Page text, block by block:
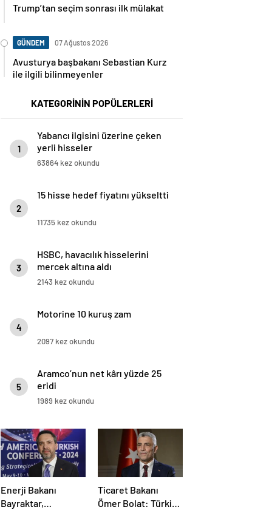
Trump’tan seçim sonrası ilk mülakat
GÜNDEM 07 Ağustos 2026
Avusturya başbakanı Sebastian Kurz
ile ilgili bilinmeyenler
KATEGORİNİN POPÜLERLERİ
1
Yabancı ilgisini üzerine çeken
yerli hisseler
63864 kez okundu
2
15 hisse hedef fiyatını yükseltti
11735 kez okundu
3
HSBC, havacılık hisselerini
mercek altına aldı
2143 kez okundu
4
Motorine 10 kuruş zam
2097 kez okundu
5
Aramco’nun net kârı yüzde 25
eridi
1989 kez okundu
Enerji Bakanı
Bayraktar,
Ticaret Bakanı
Ömer Bolat: Türkiye